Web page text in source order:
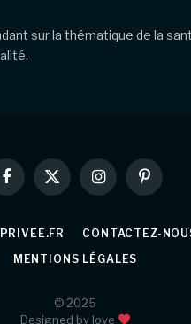
sur la thématique de la
Facebook
X
(Twitter)
InstagramPinterest
CONTACTEZ-
MENTIONS LÉGALES
© 2025
Designed by love